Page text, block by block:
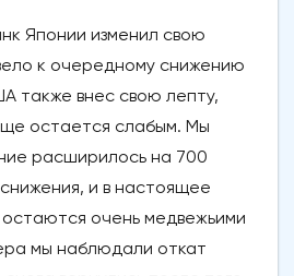
Японии изменил свою
к очередному снижению
также внес свою лепту,
остается слабым. Мы
расширилось на 700
и в настоящее
очень медвежьими
мы наблюдали откат